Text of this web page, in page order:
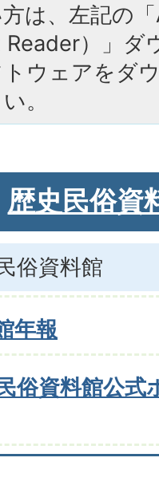
は、左記の
）」ダ
ウェアをダ
。
歴史民俗資
俗資料館
年報
俗資料館公式